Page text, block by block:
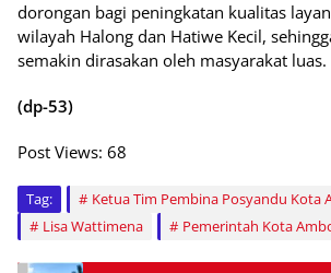
dorongan bagi peningkatan kualitas
wilayah Halong dan Hatiwe Kecil,
semakin dirasakan oleh masyarakat luas.
(dp-53)
Post Views: 68
Tag:
Ketua Tim Pembina Posyandu Kota
Lisa Wattimena
Pemerintah Kota